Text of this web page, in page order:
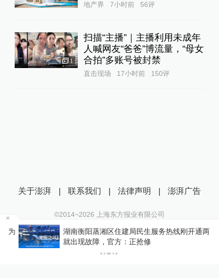
地产界 7小时前 56评
1
扫描“主播”｜主播利用未成年
人喊网友“爸爸”博流量，“母女
合拍”多账号被封禁
直击现场 17小时前 150评
湖南衡阳蒸湘区住建局民生服务热线刚开通两天
就出现故障，官方：正抢修
关于澎湃 | 联系我们 | 法律声明 | 澎湃广告
©2014~2026 上海东方报业有限公司
沪ICP证：沪B2-20170116 | 沪ICP备14003370号
互联网新闻信息服务许可证：31120170006
沪公网安备 31010602000299号